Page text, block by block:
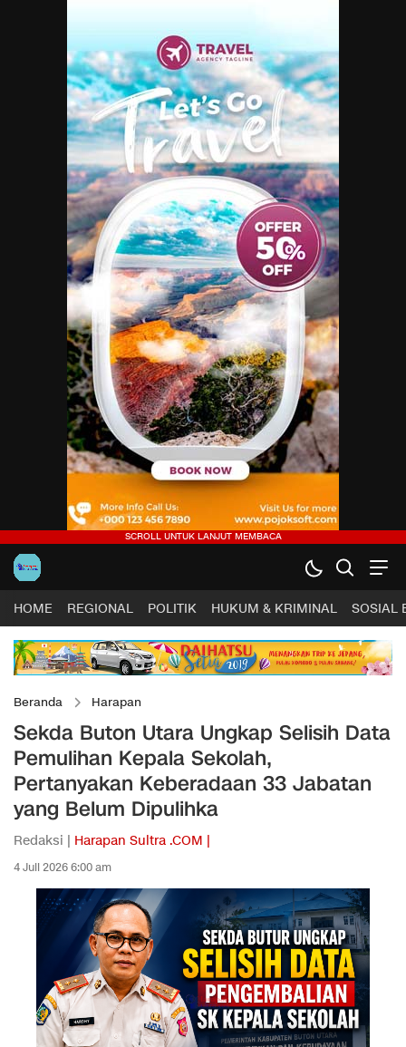
HOME REGIONAL POLITIK HUKUM & KRIMINAL SOSIAL
Beranda Harapan
Sekda Buton Utara Ungkap Selisih Data
Pemulihan Kepala Sekolah,
Pertanyakan Keberadaan 33 Jabatan
yang Belum Dipulihka
Redaksi | Harapan Sultra .COM |
4 Juli 2026 6:00 am